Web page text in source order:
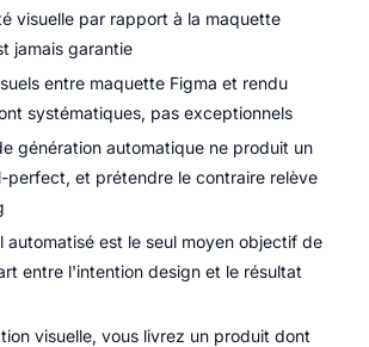
visuelle par rapport à la maquette
jamais garantie
entre maquette Figma et rendu
systématiques, pas exceptionnels
génération automatique ne produit un
perfect, et prétendre le contraire relève
automatisé est le seul moyen objectif de
entre l'intention design et le résultat
visuelle, vous livrez un produit dont